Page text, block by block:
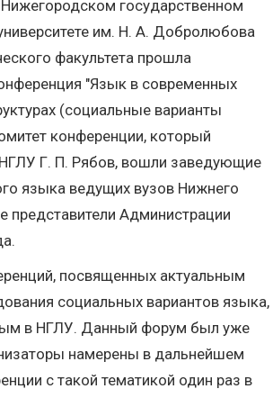
государственном
им. Н. А. Добролюбова
факультета прошла
"Язык в современных
(социальные варианты
конференции, который
НГЛУ Г. П. Рябов, вошли заведующие
языка ведущих вузов Нижнего
представители Администрации
посвященных актуальным
социальных вариантов языка,
в НГЛУ. Данный форум был уже
намерены в дальнейшем
с такой тематикой один раз в